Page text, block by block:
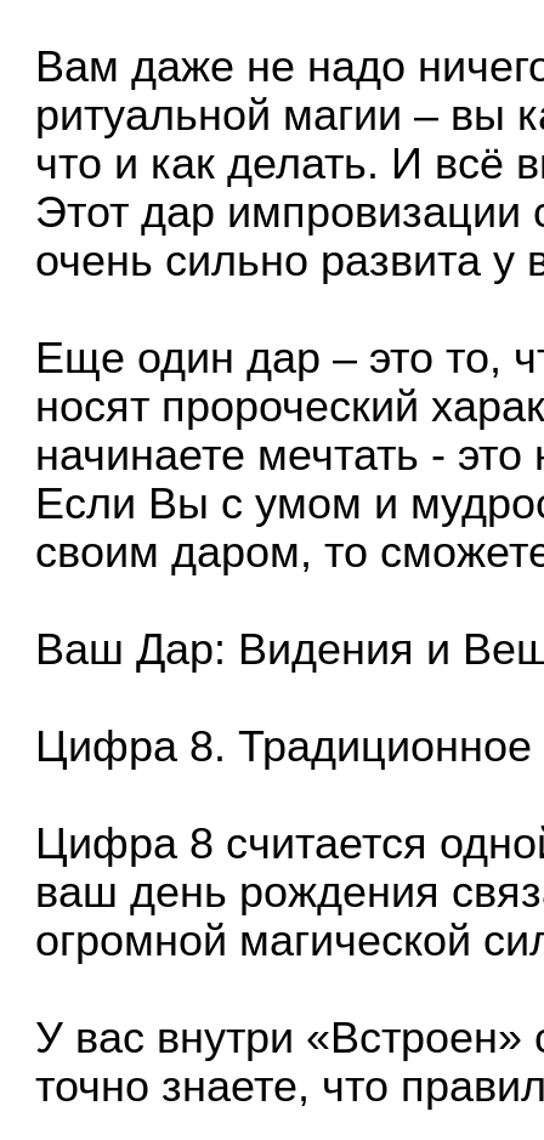
Вам даже не надо
ритуальной магии – вы
что и как делать. И всё
Этот дар импровизации
очень сильно развита у
Еще один дар – это то,
носят пророческий
начинаете мечтать -
Если Вы с умом и
своим даром, то
Ваш Дар: Видения и
Цифра 8. Традиционное
Цифра 8 считается
ваш день рождения
огромной магической
У вас внутри
точно знаете, что